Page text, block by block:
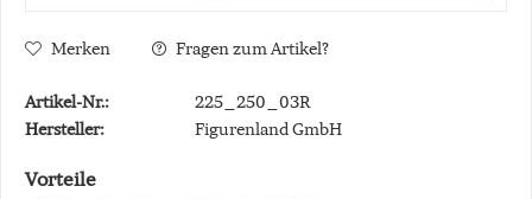
Merken Fragen zum Artikel?
Artikel-Nr.:
225_250_03R
Hersteller:
Figurenland GmbH
Vorteile